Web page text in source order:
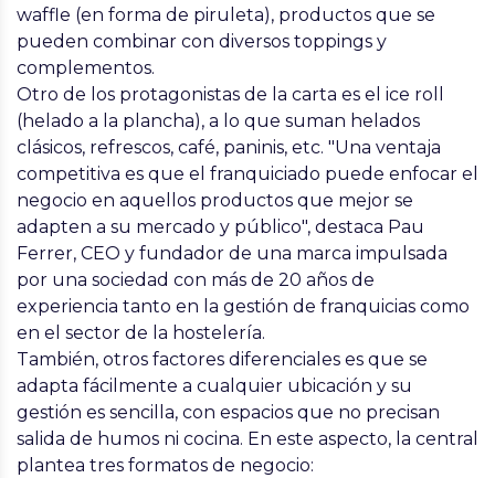
waffle (en forma de piruleta), productos que se
pueden combinar con diversos toppings y
complementos.
Otro de los protagonistas de la carta es el ice roll
(helado a la plancha), a lo que suman helados
clásicos, refrescos, café, paninis, etc. "Una ventaja
competitiva es que el franquiciado puede enfocar el
negocio en aquellos productos que mejor se
adapten a su mercado y público", destaca Pau
Ferrer, CEO y fundador de una marca impulsada
por una sociedad con más de 20 años de
experiencia tanto en la gestión de franquicias como
en el sector de la hostelería.
También, otros factores diferenciales es que se
adapta fácilmente a cualquier ubicación y su
gestión es sencilla, con espacios que no precisan
salida de humos ni cocina. En este aspecto, la central
plantea tres formatos de negocio: